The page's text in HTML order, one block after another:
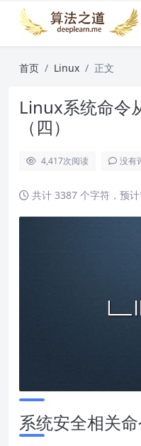
首页 Linux 正文
Linux系统命令
（四）
4,417次阅读 没有
共计 3387 个字符，预
系统安全相关